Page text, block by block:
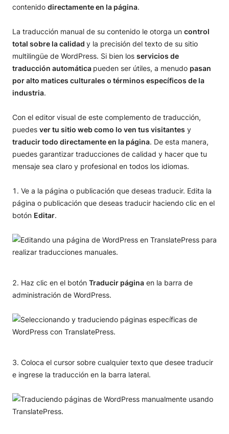
contenido directamente en la página.
La traducción manual de su contenido le otorga un control
total sobre la calidad y la precisión del texto de su sitio
multilingüe de WordPress. Si bien los servicios de
traducción automática pueden ser útiles, a menudo pasan
por alto matices culturales o términos específicos de la
industria.
Con el editor visual de este complemento de traducción,
puedes ver tu sitio web como lo ven tus visitantes y
traducir todo directamente en la página. De esta manera,
puedes garantizar traducciones de calidad y hacer que tu
mensaje sea claro y profesional en todos los idiomas.
Ve a la página o publicación que deseas traducir. Edita la
página o publicación que deseas traducir haciendo clic en el
botón Editar.
Haz clic en el botón Traducir página en la barra de
administración de WordPress.
Coloca el cursor sobre cualquier texto que desee traducir
e ingrese la traducción en la barra lateral.